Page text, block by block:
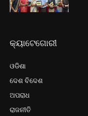
କ୍ୟାଟେଗୋରୀ
ଓଡିଶା
ଦେଶ ବିଦେଶ
ଅପରାଧ
ରାଜନୀତି